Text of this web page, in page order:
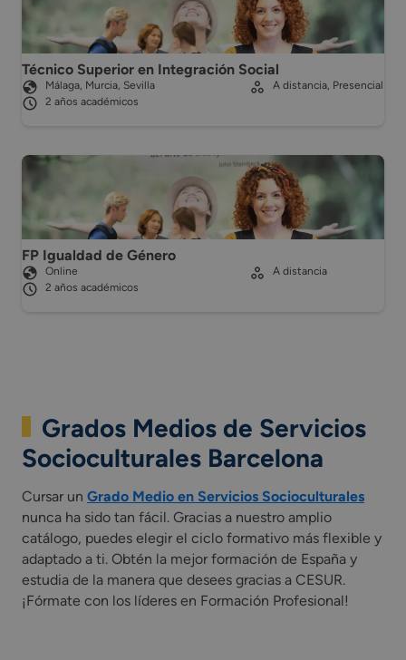
Técnico Superior en Integración Social
Málaga, Murcia, Sevilla
2 años académicos
A distancia, Presencial
FP Igualdad de Género
Online
2 años académicos
A distancia
Grados Medios de Servicios
Socioculturales Barcelona
Cursar un Grado Medio en Servicios Socioculturales
nunca ha sido tan fácil. Gracias a nuestro amplio
catálogo, puedes elegir el ciclo formativo más flexible y
adaptado a ti. Obtén la mejor formación de España y
estudia de la manera que desees gracias a CESUR.
¡Fórmate con los líderes en Formación Profesional!